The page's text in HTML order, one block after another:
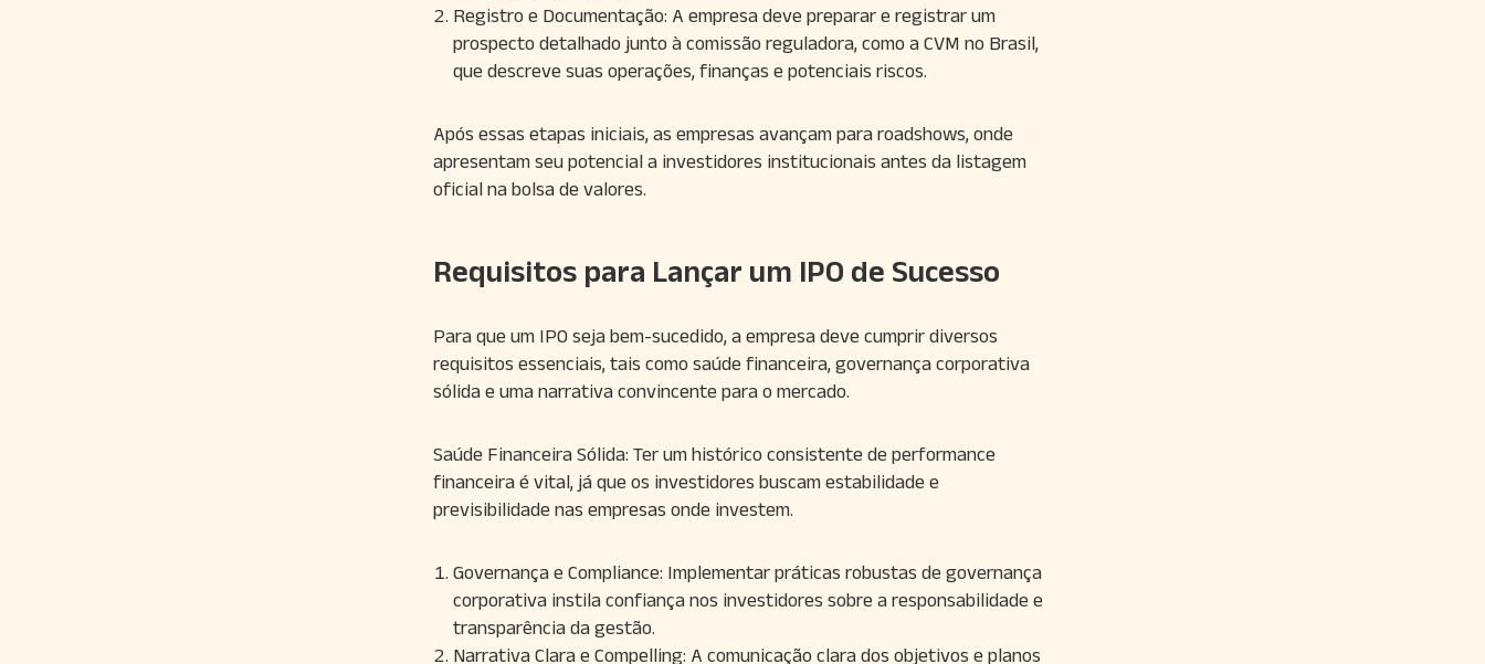
Registro e Documentação: A empresa deve preparar e registrar um
prospecto detalhado junto à comissão reguladora, como a CVM no Brasil,
que descreve suas operações, finanças e potenciais riscos.
Após essas etapas iniciais, as empresas avançam para roadshows, onde
apresentam seu potencial a investidores institucionais antes da listagem
oficial na bolsa de valores.
Requisitos para Lançar um IPO de Sucesso
Para que um IPO seja bem-sucedido, a empresa deve cumprir diversos
requisitos essenciais, tais como saúde financeira, governança corporativa
sólida e uma narrativa convincente para o mercado.
Saúde Financeira Sólida: Ter um histórico consistente de performance
financeira é vital, já que os investidores buscam estabilidade e
previsibilidade nas empresas onde investem.
Governança e Compliance: Implementar práticas robustas de governança
corporativa instila confiança nos investidores sobre a responsabilidade e
transparência da gestão.
Narrativa Clara e Compelling: A comunicação clara dos objetivos e planos